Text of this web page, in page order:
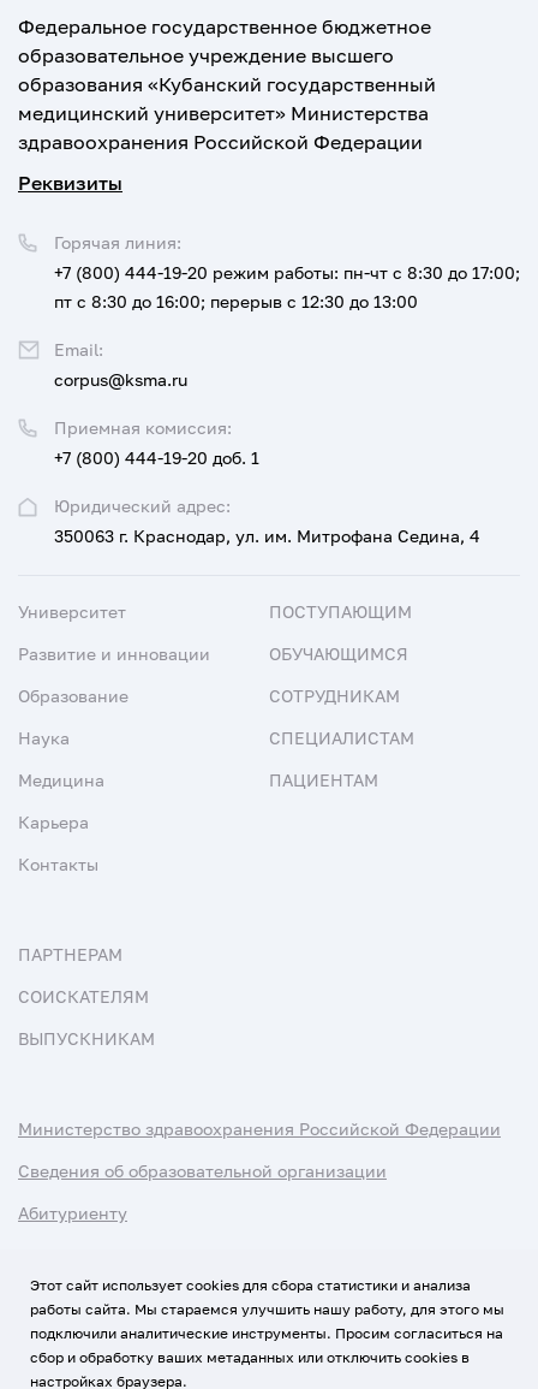
Федеральное государственное бюджетное
образовательное учреждение высшего
образования «Кубанский государственный
медицинский университет» Министерства
здравоохранения Российской Федерации
Реквизиты
Юридический адрес:
350063 г. Краснодар, ул. им. Митрофана Седина, 4
Приемная комиссия:
+7 (800) 444-19-20 доб. 1
Горячая линия:
+7 (800) 444-19-20 режим работы: пн-чт с 8:30 до 17:00;
пт с 8:30 до 16:00; перерыв с 12:30 до 13:00
Email:
corpus@ksma.ru
Университет
Развитие и инновации
Образование
Наука
Медицина
Карьера
Контакты
ПОСТУПАЮЩИМ
ОБУЧАЮЩИМСЯ
СОТРУДНИКАМ
СПЕЦИАЛИСТАМ
ПАЦИЕНТАМ
ПАРТНЕРАМ
СОИСКАТЕЛЯМ
ВЫПУСКНИКАМ
Министерство здравоохранения Российской Федерации
Сведения об образовательной организации
Абитуриенту
Политика обработки персональных данных
Этот сайт использует cookies для сбора статистики и анализа
работы сайта. Мы стараемся улучшить нашу работу, для этого мы
подключили аналитические инструменты. Просим согласиться на
сбор и обработку ваших метаданных или отключить cookies в
настройках браузера.